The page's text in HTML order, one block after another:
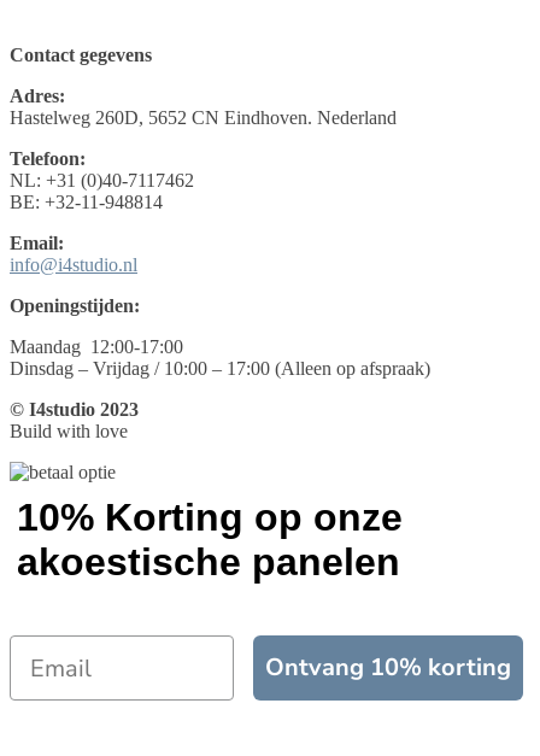
Contact gegevens
Adres:
Hastelweg 260D, 5652 CN Eindhoven. Nederland
Telefoon:
NL: +31 (0)40-7117462
BE: +32-11-948814
Email:
info@i4studio.nl
Openingstijden:
Maandag 12:00-17:00
Dinsdag – Vrijdag / 10:00 – 17:00 (Alleen op afspraak)
© I4studio 2023
Build with love
10% Korting op onze
akoestische panelen
Ontvang 10% korting